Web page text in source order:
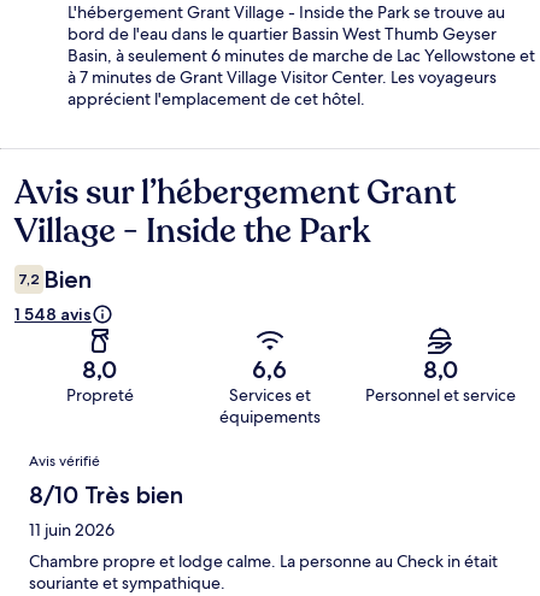
L'hébergement Grant Village - Inside the Park se trouve au
bord de l'eau dans le quartier Bassin West Thumb Geyser
Basin, à seulement 6 minutes de marche de Lac Yellowstone et
à 7 minutes de Grant Village Visitor Center. Les voyageurs
apprécient l'emplacement de cet hôtel.
Avis
Avis sur l’hébergement Grant
Village - Inside the Park
7,2 Bien
1 548 avis
8,0
Propreté
6,6
Services et
équipements
8,0
Personnel et service
Avis
Avis vérifié
8/10 Très bien
11 juin 2026
Chambre propre et lodge calme. La personne au Check in était
souriante et sympathique.